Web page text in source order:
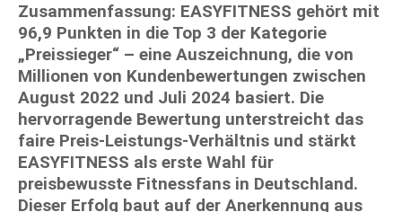
Zusammenfassung: EASYFITNESS gehört mit
96,9 Punkten in die Top 3 der Kategorie
„Preissieger“ – eine Auszeichnung, die von
Millionen von Kundenbewertungen zwischen
August 2022 und Juli 2024 basiert. Die
hervorragende Bewertung unterstreicht das
faire Preis-Leistungs-Verhältnis und stärkt
EASYFITNESS als erste Wahl für
preisbewusste Fitnessfans in Deutschland.
Dieser Erfolg baut auf der Anerkennung aus